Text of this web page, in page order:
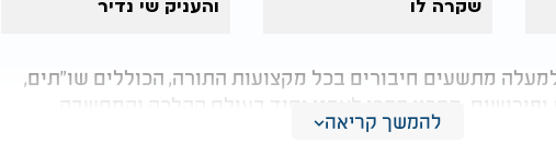
שקרה לו
והעניק שי נדיר
מתשעים חיבורים בכל מקצועות התורה, הכוללים שו"תים,
ספריו הפכו לאבני יסוד בעולם ההלכה והמחשבה
כמקור הלכתי מרכזי.
להמשך קריאה